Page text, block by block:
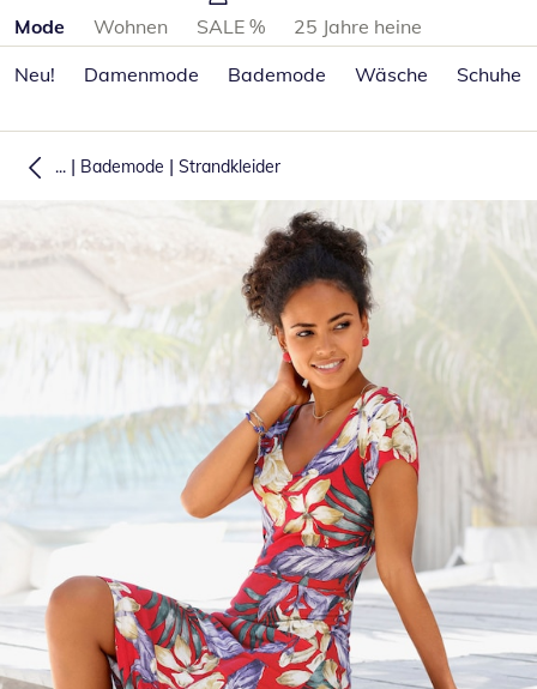
Produktkategorien überspringen
Mode Wohnen SALE %
25 Jahre heine
Neu!
Damenmode Bademode Wäsche Schuhe
... | Bademode | Strandkleider